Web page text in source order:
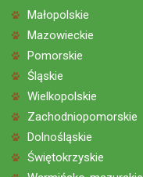
Małopolskie
Mazowieckie
Pomorskie
Śląskie
Wielkopolskie
Zachodniopomorskie
Dolnośląskie
Świętokrzyskie